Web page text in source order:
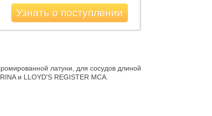
Узнать о поступлении
латуни, для сосудов длиной
и LLOYD'S REGISTER MCA.